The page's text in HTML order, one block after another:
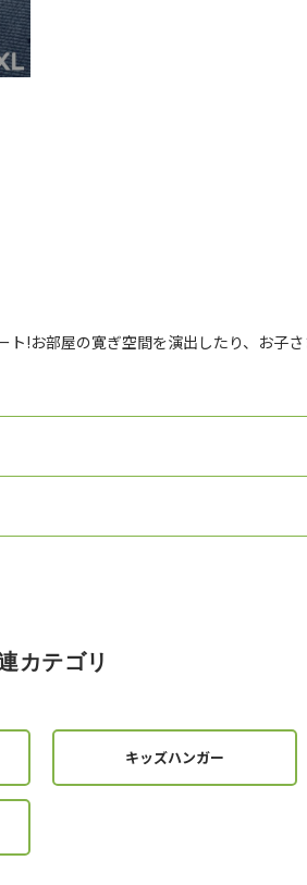
!お部屋の寛ぎ空間を演出したり、お子
カテゴリ
キッズハンガー